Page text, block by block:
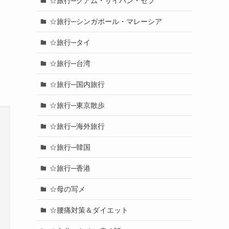
☆旅行─シンガポール・マレーシア
☆旅行─タイ
☆旅行─台湾
☆旅行─国内旅行
☆旅行─東京散歩
☆旅行─海外旅行
☆旅行─韓国
☆旅行─香港
☆母の写メ
☆腰痛対策＆ダイエット